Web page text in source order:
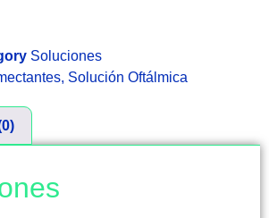
Soluciones
, Solución Oftálmica